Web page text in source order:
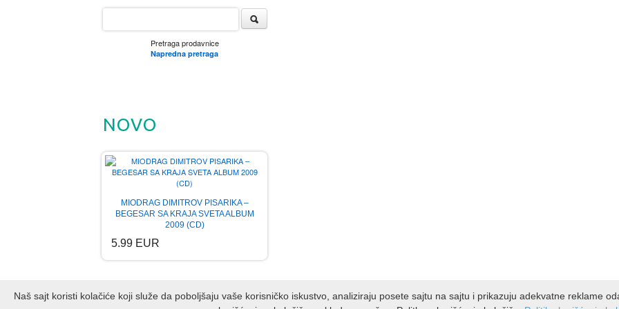
Pretraga prodavnice
Napredna pretraga
NOVO
MIODRAG DIMITROV PISARIKA –
BEGESAR SA KRAJA SVETA ALBUM
2009 (CD)
5.99 EUR
Naš sajt koristi kolačiće koji služe da poboljšaju vaše korisničko iskustvo, analiziraju posete sajtu na sajtu i prikazuju adekvatne reklame